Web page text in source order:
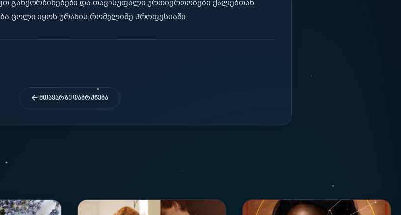
განქორწინებები და თავისუფალი ურთიერთობები ქალებთან.
ცოლი იყოს ურანის რომელიმე პროფესიაში.
ᲛᲗᲐᲕᲐᲠᲖᲔ ᲓᲐᲑᲠᲣᲜᲔᲑᲐ